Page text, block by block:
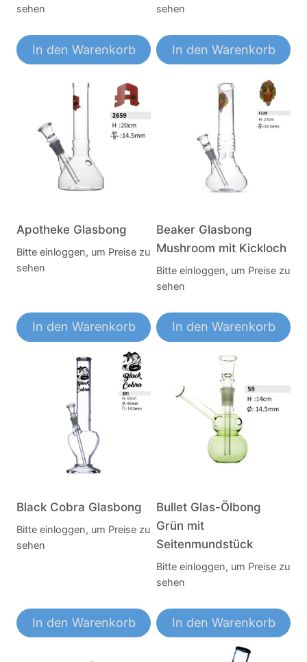
sehen
In den Warenkorb
sehen
In den Warenkorb
Apotheke Glasbong
Bitte einloggen, um Preise zu
sehen
In den Warenkorb
Beaker Glasbong
Mushroom mit Kickloch
Bitte einloggen, um Preise zu
sehen
In den Warenkorb
Black Cobra Glasbong
Bitte einloggen, um Preise zu
sehen
In den Warenkorb
Bullet Glas-Ölbong
Grün mit
Seitenmundstück
Bitte einloggen, um Preise zu
sehen
In den Warenkorb